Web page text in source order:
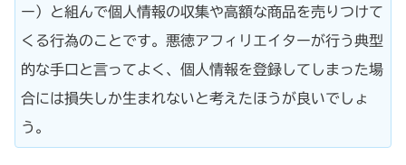
ー）と組んで個人情報の収集や高額な商品を売りつけて
くる行為のことです。悪徳アフィリエイターが行う典型
的な手口と言ってよく、個人情報を登録してしまった場
合には損失しか生まれないと考えたほうが良いでしょ
う。